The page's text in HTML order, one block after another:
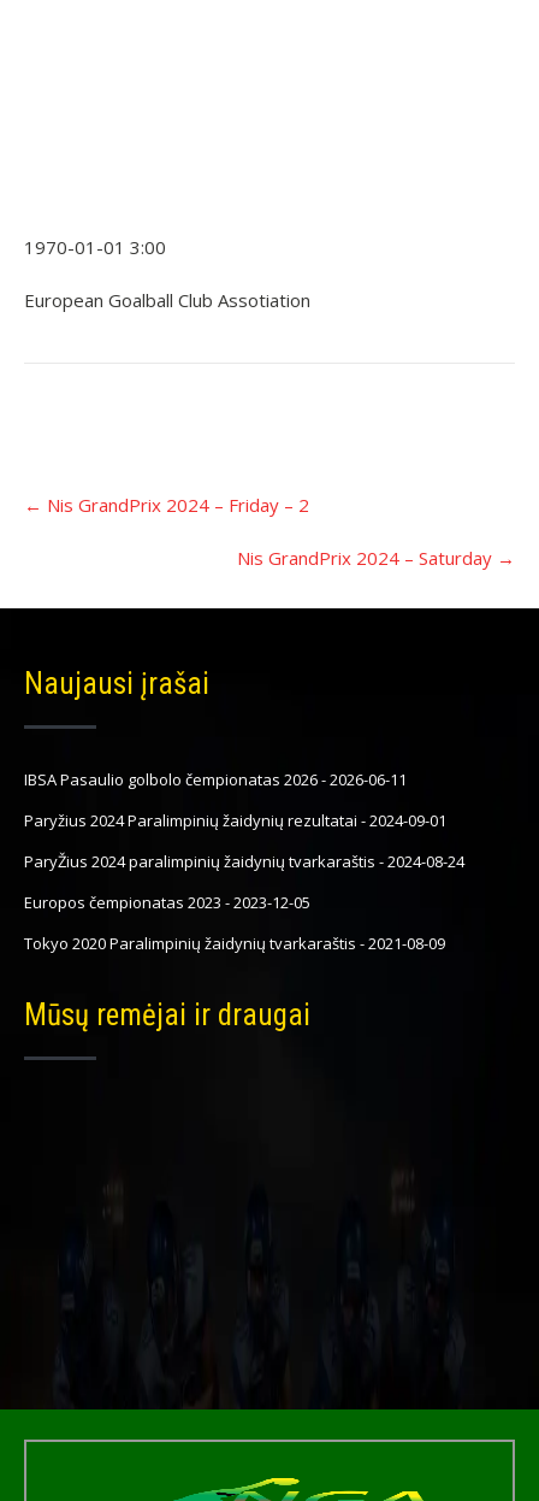
1970-01-01 3:00
European Goalball Club Assotiation
navigacija
← Nis GrandPrix 2024 – Friday – 2
Nis GrandPrix 2024 – Saturday →
Naujausi įrašai
IBSA Pasaulio golbolo čempionatas 2026-2026-06-11
Paryžius 2024 Paralimpinių žaidynių rezultatai -2024-09-01
ParyŽius 2024 paralimpinių žaidynių tvarkaraštis -2024-08-24
Europos čempionatas 2023 -2023-12-05
Tokyo 2020 Paralimpinių žaidynių tvarkaraštis -2021-08-09
Mūsų remėjai ir draugai